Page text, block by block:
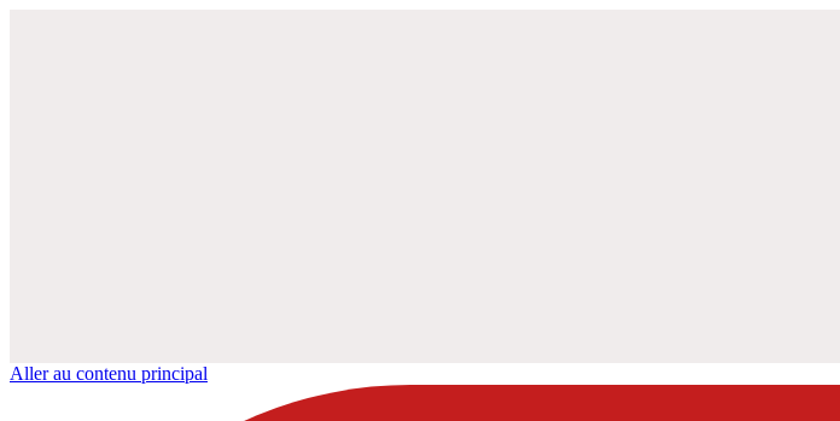
Aller au contenu principal